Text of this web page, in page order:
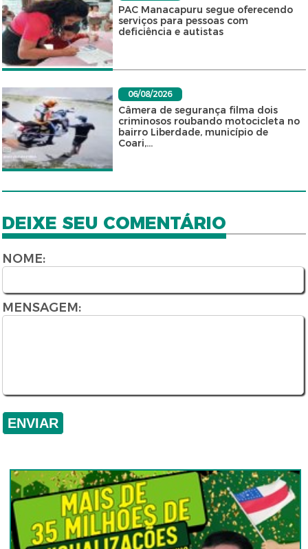
PAC Manacapuru segue oferecendo
serviços para pessoas com
deficiência e autistas
06/08/2026
Câmera de segurança filma dois
criminosos roubando motocicleta no
bairro Liberdade, município de
Coari,...
DEIXE SEU COMENTÁRIO
NOME:
MENSAGEM: